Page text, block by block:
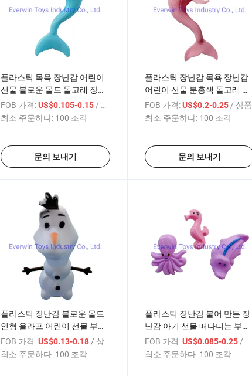
플라스틱 목욕 장난감 어린이
선물 블로운 몰드 돌고래 장난
감
FOB 가격:US$0.105-0.15 / 상품
최소 주문하다: 100 조각
문의 보내기
플라스틱 장난감 목욕 장난감
어린이 선물 분홍색 돌고래 경
치 좋은 장소용
FOB 가격: US$0.2-0.25 / 상품
최소 주문하다: 100 조각
문의 보내기
플라스틱 장난감 블로운 몰드
인형 올라프 어린이 선물 부드
러운 장난감
FOB 가격:US$0.13-0.18 / 상품
최소 주문하다: 100 조각
플라스틱 장난감 불어 만든 장
난감 아기 선물 떠다니는 부드
러운 목욕 장난감 아기를 위한
FOB 가격: US$0.085-0.25 / 상품
최소 주문하다: 100 조각